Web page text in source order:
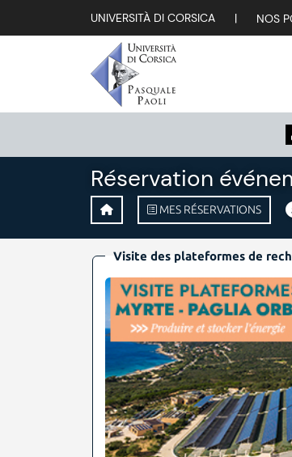
UNIVERSITÀ DI CORSICA | NOS
Réservation
MES RÉSERVATIONS
Visite des plateformes de